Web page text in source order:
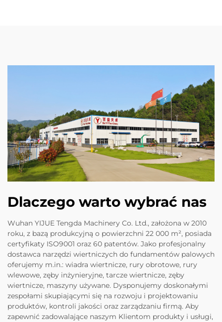
Dlaczego warto wybrać nas
Wuhan YIJUE Tengda Machinery Co. Ltd., założona w 2010
roku, z bazą produkcyjną o powierzchni 22 000 m², posiada
certyfikaty ISO9001 oraz 60 patentów. Jako profesjonalny
dostawca narzędzi wiertniczych do fundamentów palowych
oferujemy m.in.: wiadra wiertnicze, rury obrotowe, rury
wlewowe, zęby inżynieryjne, tarcze wiertnicze, zęby
wiertnicze, maszyny używane. Dysponujemy doskonałymi
zespołami skupiającymi się na rozwoju i projektowaniu
produktów, kontroli jakości oraz zarządzaniu firmą. Aby
zapewnić zadowalające naszym Klientom produkty i usługi,